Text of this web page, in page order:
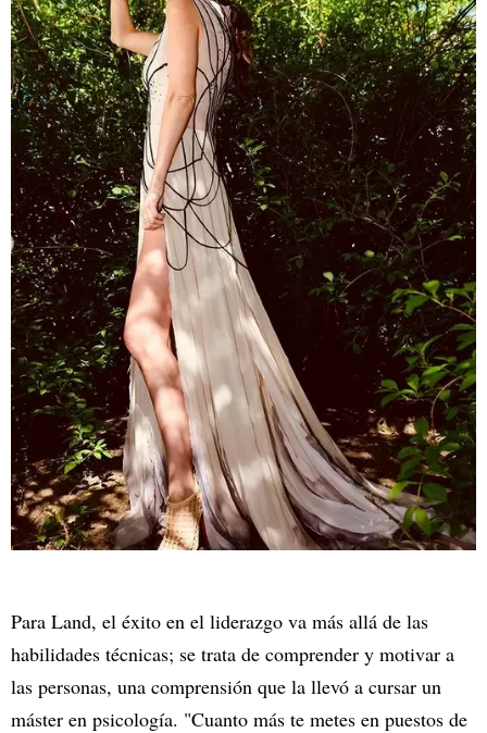
Para Land, el éxito en el liderazgo va más allá de las
habilidades técnicas; se trata de comprender y motivar a
las personas, una comprensión que la llevó a cursar un
máster en psicología. "Cuanto más te metes en puestos de